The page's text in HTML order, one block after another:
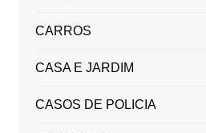
CARROS
CASA E JARDIM
CASOS DE POLICIA